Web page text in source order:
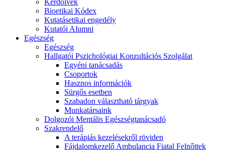
Kérdőívek
Bioetikai Kódex
Kutatásetikai engedély
Kutatói Alumni
Egészség
Egészség
Hallgatói Pszichológiai Konzultációs Szolgálat
Egyéni tanácsadás
Csoportok
Hasznos információk
Sürgős esetben
Szabadon választható tárgyak
Munkatársaink
Dolgozói Mentális Egészségtanácsadó
Szakrendelő
A terápiás kezelésekről röviden
Fájdalomkezelő Ambulancia Fiatal Felnőttek